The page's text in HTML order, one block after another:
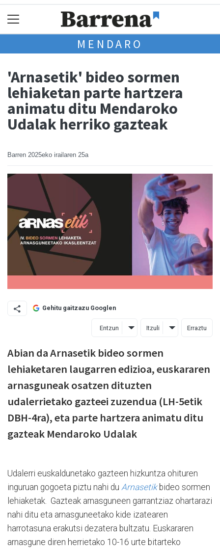
MENDARO
'Arnasetik' bideo sormen
lehiaketan parte hartzera
animatu ditu Mendaroko
Udalak herriko gazteak
Barren 2025eko irailaren 25a
Gehitu gaitzazu Googlen
Entzun Itzuli Erraztu
Abian da Arnasetik bideo sormen
lehiaketaren laugarren edizioa, euskararen
arnasguneak osatzen dituzten
udalerrietako gazteei zuzendua (LH-5etik
DBH-4ra), eta parte hartzera animatu ditu
gazteak Mendaroko Udalak
Udalerri euskaldunetako gazteen hizkuntza ohituren
inguruan gogoeta piztu nahi du Arnasetikbideo sormen
lehiaketak. Gazteak arnasguneen garrantziaz ohartarazi
nahi ditu eta arnasguneetako kide izatearen
harrotasuna erakutsi dezatera bultzatu. Euskararen
arnasgune diren herrietako 10-16 urte bitarteko